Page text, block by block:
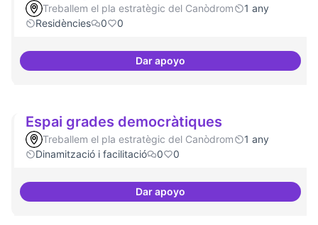
Treballem el pla estratègic del Canòdrom
1 any
Residències
0 0
Dar apoyoCampanya de comunicació
Espai grades democràtiques
Treballem el pla estratègic del Canòdrom
1 any
Dinamització i facilitació
0 0
Dar apoyoEspai grades democràtiques